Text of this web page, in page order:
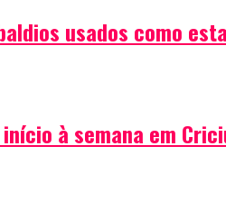
usados como
à semana em